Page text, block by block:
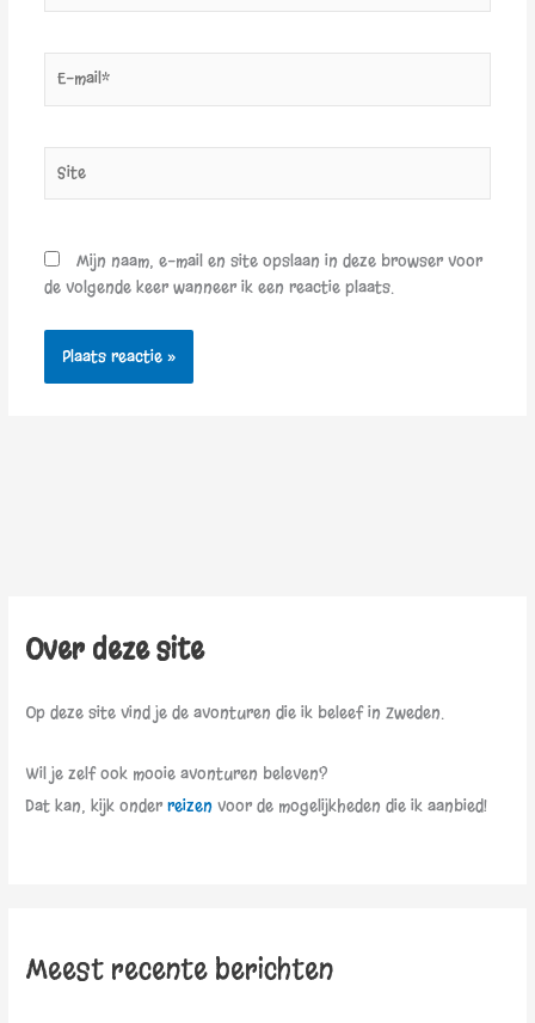
mail*
Mijn naam, e-mail en site opslaan in deze browser voor
de volgende keer wanneer ik een reactie plaats.
Over deze site
Op deze site vind je de avonturen die ik beleef in Zweden.
Wil je zelf ook mooie avonturen beleven?
Dat kan, kijk onderreizen voor de mogelijkheden die ik aanbied!
Meest recente berichten